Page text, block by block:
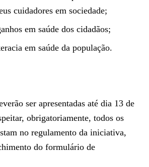
cuidadores em sociedade;
em saúde dos cidadãos;
em saúde da população.
ser apresentadas até dia 13 de
obrigatoriamente, todos os
no regulamento da iniciativa,
do formulário de